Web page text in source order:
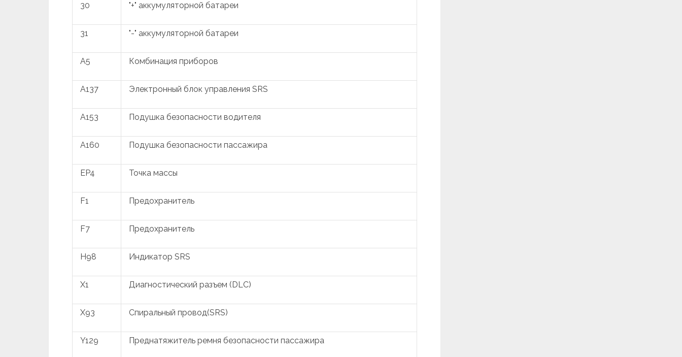
30 "+" аккумуляторной батареи
31 "-" аккумуляторной батареи
A5 Комбинация приборов
A137 Электронный блок управления SRS
A153 Подушка безопасности водителя
A160 Подушка безопасности пассажира
EP4 Точка массы
F1 Предохранитель
F7 Предохранитель
H98 Индикатор SRS
X1 Диагностический разъем (DLC)
X93 Спиральный провод(SRS)
Y129 Преднатяжитель ремня безопасности пассажира